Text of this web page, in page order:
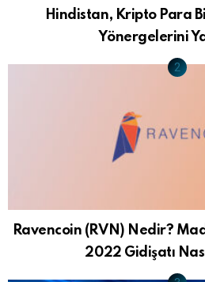
Hindistan, Kripto Para
Yönergelerini
Ravencoin (RVN) Nedir?
2022 Gidişatı